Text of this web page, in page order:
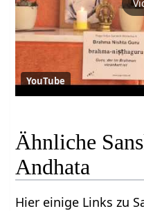
YouTube
Ähnliche
Andhata
Hier einige Links zu